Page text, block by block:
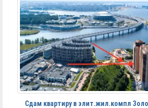
Сдам квартиру в элит.жил.компл